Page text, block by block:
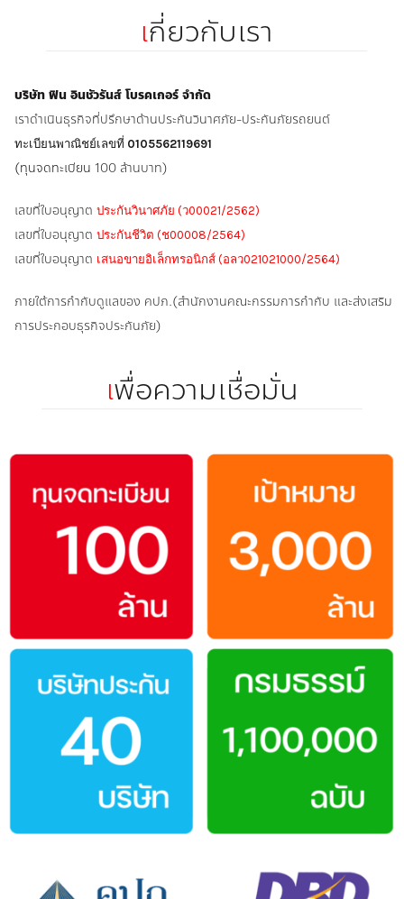
เกี่ยวกับเรา
บริษัท ฟิน อินชัวรันส์ โบรคเกอร์ จำกัด
เราดำเนินธุรกิจที่ปรึกษาด้านประกันวินาศภัย-ประกันภัยรถยนต์
ทะเบียนพาณิชย์เลขที่ 0105562119691
(ทุนจดทะเบียน 100 ล้านบาท)
เลขที่ใบอนุญาต ประกันวินาศภัย (ว00021/2562)
เลขที่ใบอนุญาต ประกันชีวิต (ช00008/2564)
เลขที่ใบอนุญาต เสนอขายอิเล็กทรอนิกส์ (อลว021021000/2564)
ภายใต้การกำกับดูแลของ คปภ.(สำนักงานคณะกรรมการกำกับ และส่งเสริม
การประกอบธุรกิจประกันภัย)
เพื่อความเชื่อมั่น